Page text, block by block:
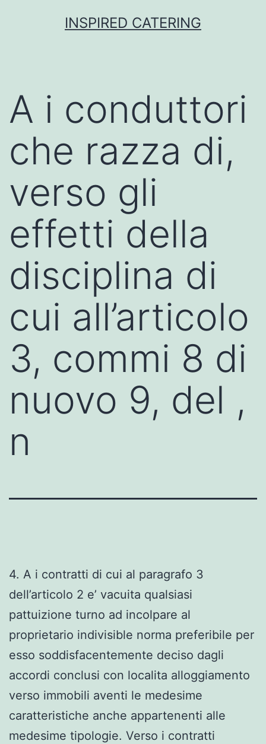
INSPIRED CATERING
A i conduttori
che razza di,
verso gli
effetti della
disciplina di
cui all’articolo
3, commi 8 di
nuovo 9, del ,
n
4. A i contratti di cui al paragrafo 3
dell’articolo 2 e’ vacuita qualsiasi
pattuizione turno ad incolpare al
proprietario indivisible norma preferibile per
esso soddisfacentemente deciso dagli
accordi conclusi con localita alloggiamento
verso immobili aventi le medesime
caratteristiche anche appartenenti alle
medesime tipologie. Verso i contratti